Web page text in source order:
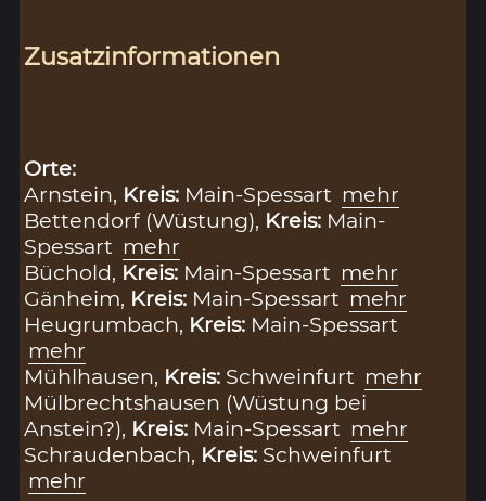
Zusatzinformationen
Orte:
Arnstein, Kreis: Main-Spessart mehr
Bettendorf (Wüstung), Kreis: Main-
Spessart mehr
Büchold, Kreis: Main-Spessart mehr
Gänheim, Kreis: Main-Spessart mehr
Heugrumbach, Kreis: Main-Spessart
mehr
Mühlhausen, Kreis: Schweinfurt mehr
Mülbrechtshausen (Wüstung bei
Anstein?), Kreis: Main-Spessart mehr
Schraudenbach, Kreis: Schweinfurt
mehr